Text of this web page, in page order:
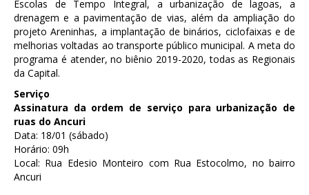
Escolas de Tempo Integral, a urbanização de lagoas, a
drenagem e a pavimentação de vias, além da ampliação do
projeto Areninhas, a implantação de binários, ciclofaixas e de
melhorias voltadas ao transporte público municipal. A meta do
programa é atender, no biênio 2019-2020, todas as Regionais
da Capital.
Serviço
Assinatura da ordem de serviço para urbanização de
ruas do Ancuri
Data: 18/01 (sábado)
Horário: 09h
Local: Rua Edesio Monteiro com Rua Estocolmo, no bairro
Ancuri